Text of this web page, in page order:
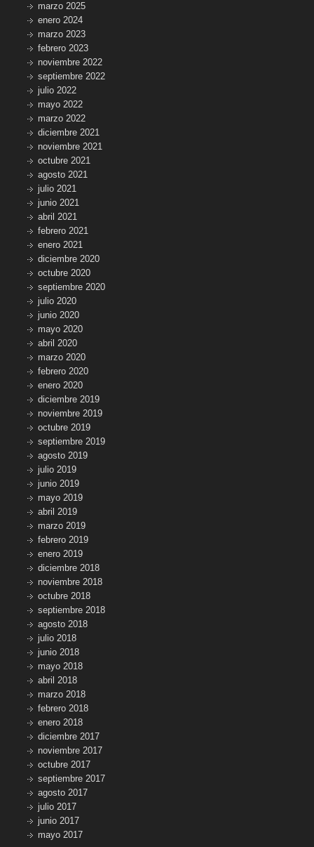
marzo 2025
enero 2024
marzo 2023
febrero 2023
noviembre 2022
septiembre 2022
julio 2022
mayo 2022
marzo 2022
diciembre 2021
noviembre 2021
octubre 2021
agosto 2021
julio 2021
junio 2021
abril 2021
febrero 2021
enero 2021
diciembre 2020
octubre 2020
septiembre 2020
julio 2020
junio 2020
mayo 2020
abril 2020
marzo 2020
febrero 2020
enero 2020
diciembre 2019
noviembre 2019
octubre 2019
septiembre 2019
agosto 2019
julio 2019
junio 2019
mayo 2019
abril 2019
marzo 2019
febrero 2019
enero 2019
diciembre 2018
noviembre 2018
octubre 2018
septiembre 2018
agosto 2018
julio 2018
junio 2018
mayo 2018
abril 2018
marzo 2018
febrero 2018
enero 2018
diciembre 2017
noviembre 2017
octubre 2017
septiembre 2017
agosto 2017
julio 2017
junio 2017
mayo 2017